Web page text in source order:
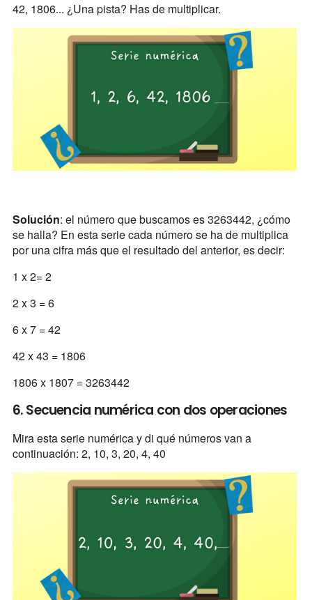
42, 1806... ¿Una pista? Has de multiplicar.
Solución: el número que buscamos es 3263442, ¿cómo
se halla? En esta serie cada número se ha de multiplica
por una cifra más que el resultado del anterior, es decir:
1 x 2= 2
2 x 3 = 6
6 x 7 = 42
42 x 43 = 1806
1806 x 1807 = 3263442
6. Secuencia numérica con dos operaciones
Mira esta serie numérica y di qué números van a
continuación: 2, 10, 3, 20, 4, 40